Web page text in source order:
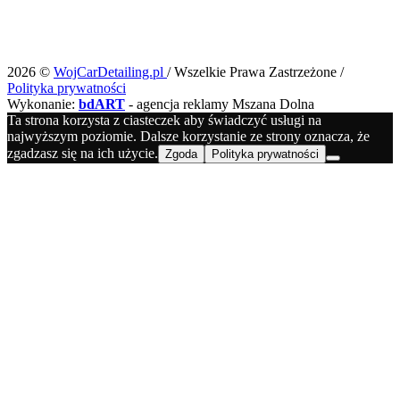
2026 © WojCarDetailing.pl / Wszelkie Prawa Zastrzeżone /
Polityka prywatności
Wykonanie: bdART - agencja reklamy Mszana Dolna
Ta strona korzysta z ciasteczek aby świadczyć usługi na
najwyższym poziomie. Dalsze korzystanie ze strony oznacza, że
zgadzasz się na ich użycie. Zgoda Polityka prywatności